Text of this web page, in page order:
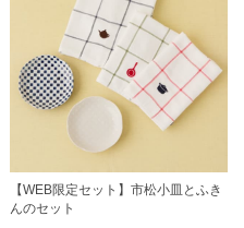
【WEB限定セット】市松小皿とふき
んのセット